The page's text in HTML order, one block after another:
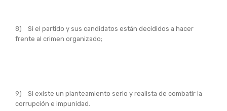
8) Si el partido y sus candidatos están decididos a hacer
frente al crimen organizado;
9) Si existe un planteamiento serio y realista de combatir la
corrupción e impunidad.